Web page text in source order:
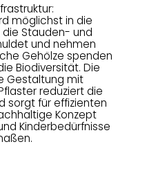
möglichst in die
Stauden- und
und nehmen
Gehölze spenden
Biodiversität. Die
Gestaltung mit
reduziert die
sorgt für effizienten
Konzept
Kinderbedürfnisse